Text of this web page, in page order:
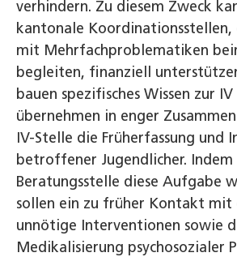
verhindern. Zu diesem Zweck
kantonale Koordinationsstellen,
mit Mehrfachproblematiken
begleiten, finanziell
bauen spezifisches Wissen zur
übernehmen in enger
IV-Stelle die Früherfassung und
betroffener Jugendlicher.
Beratungsstelle diese Aufgabe
sollen ein zu früher Kontakt mit
unnötige Interventionen sowie
Medikalisierung psychosozialer